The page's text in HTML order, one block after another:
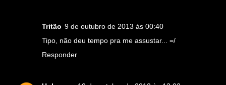
Tritão 9 de outubro de 2013 às 00:40
Tipo, não deu tempo pra me assustar... =/
Responder